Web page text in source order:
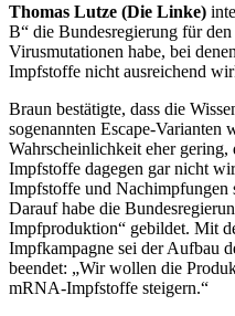
Thomas Lutze (Die Linke)
B“ die Bundesregierung für
Virusmutationen habe, bei
Impfstoffe nicht ausreichend
Braun bestätigte, dass die
sogenannten Escape-Varianten
Wahrscheinlichkeit eher gering,
Impfstoffe dagegen gar nicht
Impfstoffe und Nachimpfungen
Darauf habe die
Impfproduktion“ gebildet. Mit
Impfkampagne sei der Aufbau
beendet: „Wir wollen die
mRNA-Impfstoffe steigern.“